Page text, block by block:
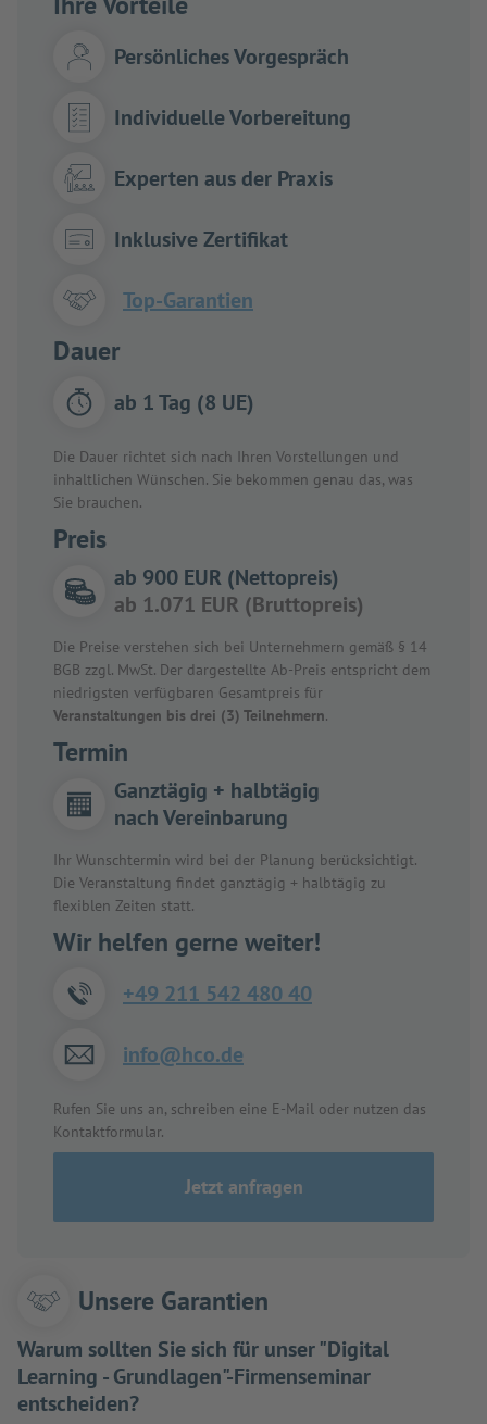
Persönliches Vorgespräch
Individuelle Vorbereitung
Experten aus der Praxis
Inklusive Zertifikat
Top-Garantien
Dauer
ab 1 Tag (8 UE)
Die Dauer richtet sich nach Ihren Vorstellungen und
inhaltlichen Wünschen. Sie bekommen genau das, was
Sie brauchen.
Preis
ab 900 EUR (Nettopreis)
ab 1.071 EUR (Bruttopreis)
Die Preise verstehen sich bei Unternehmern gemäß § 14
BGB zzgl. MwSt. Der dargestellte Ab-Preis entspricht dem
niedrigsten verfügbaren Gesamtpreis für
Veranstaltungen bis drei (3) Teilnehmern.
Termin
Ganztägig + halbtägig
nach Vereinbarung
Ihr Wunschtermin wird bei der Planung berücksichtigt.
Die Veranstaltung findet ganztägig + halbtägig zu
flexiblen Zeiten statt.
Wir helfen gerne weiter!
+49 211 542 480 40
info@hco.de
Rufen Sie uns an, schreiben eine E-Mail oder nutzen das
Kontaktformular.
Jetzt anfragen
Unsere Garantien
Warum sollten Sie sich für unser "Digital
Learning - Grundlagen"-Firmenseminar
entscheiden?